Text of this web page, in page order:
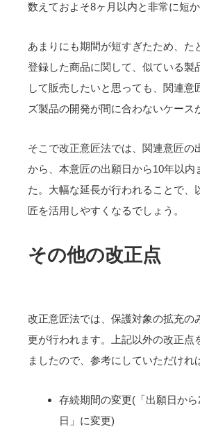
数えておよそ8ヶ月以内と非常に短か
あまりにも期間が短すぎたため、た
登録した商品に関して、似ている製
して販売したいと思っても、関連意
ズ製品の開発が間に合わないケース
そこで改正意匠法では、関連意匠の
から、本意匠の出願日から10年以内
た。大幅な延長が行われることで、
匠を活用しやすくなるでしょう。
その他の改正点
改正意匠法では、保護対象の拡充の
更が行われます。上記以外の改正点
ましたので、参考にしていただけれ
存続期間の変更(「出願日か
日」に変更)